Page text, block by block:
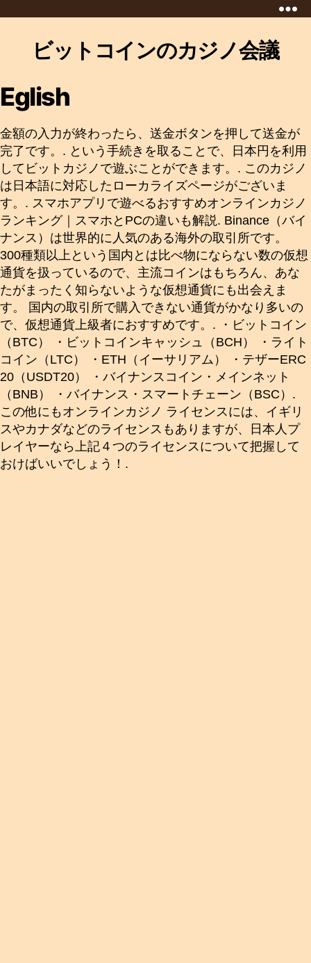
Yến
Dung
Chuyên
mục
ビットコインのカジノ会議
Eglish
金額の入力が終わったら、送金ボタンを押して送金が
完了です。. という手続きを取ることで、日本円を利用
してビットカジノで遊ぶことができます。. このカジノ
は日本語に対応したローカライズページがございま
す。. スマホアプリで遊べるおすすめオンラインカジノ
ランキング｜スマホとPCの違いも解説. Binance（バイ
ナンス）は世界的に人気のある海外の取引所です。
300種類以上という国内とは比べ物にならない数の仮想
通貨を扱っているので、主流コインはもちろん、あな
たがまったく知らないような仮想通貨にも出会えま
す。 国内の取引所で購入できない通貨がかなり多いの
で、仮想通貨上級者におすすめです。. ・ビットコイン
（BTC） ・ビットコインキャッシュ（BCH） ・ライト
コイン（LTC） ・ETH（イーサリアム） ・テザーERC
20（USDT20） ・バイナンスコイン・メインネット
（BNB） ・バイナンス・スマートチェーン（BSC）.
この他にもオンラインカジノ ライセンスには、イギリ
スやカナダなどのライセンスもありますが、日本人プ
レイヤーなら上記４つのライセンスについて把握して
おけばいいでしょう！.